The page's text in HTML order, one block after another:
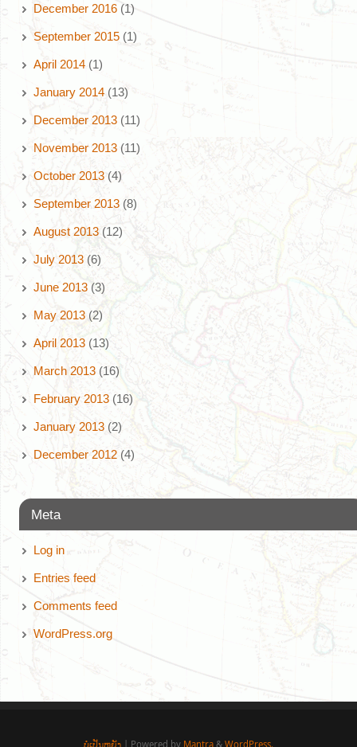
December 2016(1)
September 2015(1)
April 2014(1)
January 2014(13)
December 2013(11)
November 2013(11)
October 2013(4)
September 2013(8)
August 2013(12)
July 2013(6)
June 2013(3)
May 2013(2)
April 2013(13)
March 2013(16)
February 2013(16)
January 2013(2)
December 2012(4)
Meta
Log in
Entries feed
Comments feed
WordPress.org
ບໍ່ເປັນຫຍັງ | Powered by Mantra & WordPress.